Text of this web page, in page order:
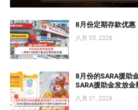
8月份定期存款优惠
八月 05, 2026
8月份的SARA援助
SARA援助金发放
八月 01, 2026